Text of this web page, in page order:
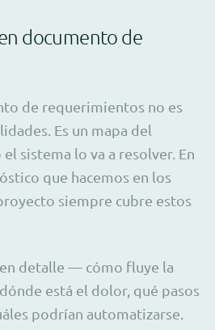
documento de
de requerimientos no es
Es un mapa del
sistema lo va a resolver. En
que hacemos en los
siempre cubre estos
detalle — cómo fluye la
está el dolor, qué pasos
podrían automatizarse.